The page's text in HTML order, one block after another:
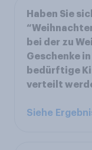
Haben Sie
bei der zu
Geschenke
bedürftige
verteilt
Siehe